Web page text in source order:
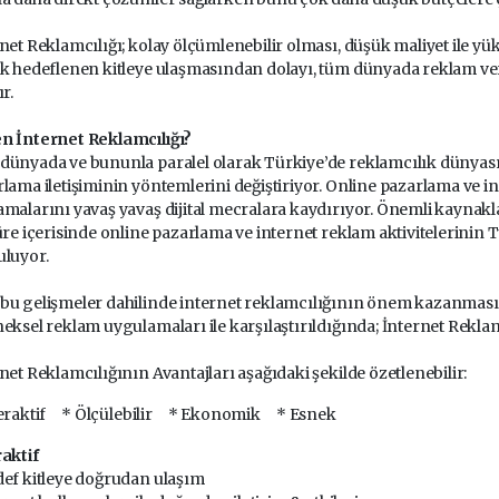
Reklamcılığı; kolay ölçümlenebilir olması, düşük maliyet ile
hedeflenen kitleye ulaşmasından dolayı, tüm dünyada reklam
İnternet Reklamcılığı?
ve bununla paralel olarak Türkiye’de reklamcılık
iletişiminin yöntemlerini değiştiriyor. Online pazarlama ve
yavaş yavaş dijital mecralara kaydırıyor. Önemli
içerisinde online pazarlama ve internet reklam aktivitelerinin
gelişmeler dahilinde internet reklamcılığının önem
reklam uygulamaları ile karşılaştırıldığında; İnternet
Reklamcılığının Avantajları aşağıdaki şekilde özetlenebilir:
* Ölçülebilir * Ekonomik * Esnek
kitleye doğrudan ulaşım